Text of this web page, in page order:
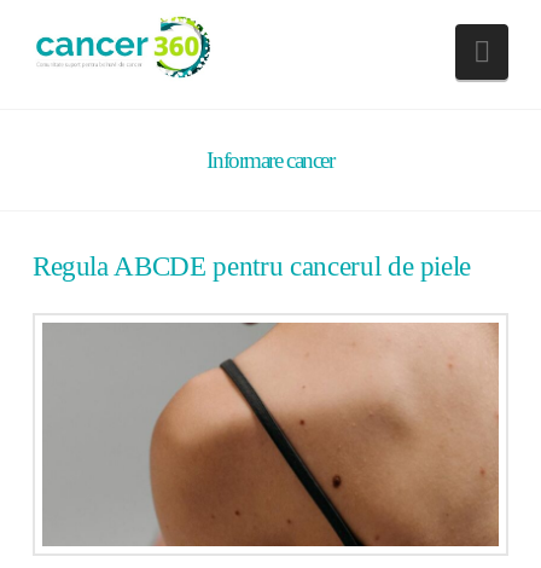
Informare cancer
Regula ABCDE pentru cancerul de piele